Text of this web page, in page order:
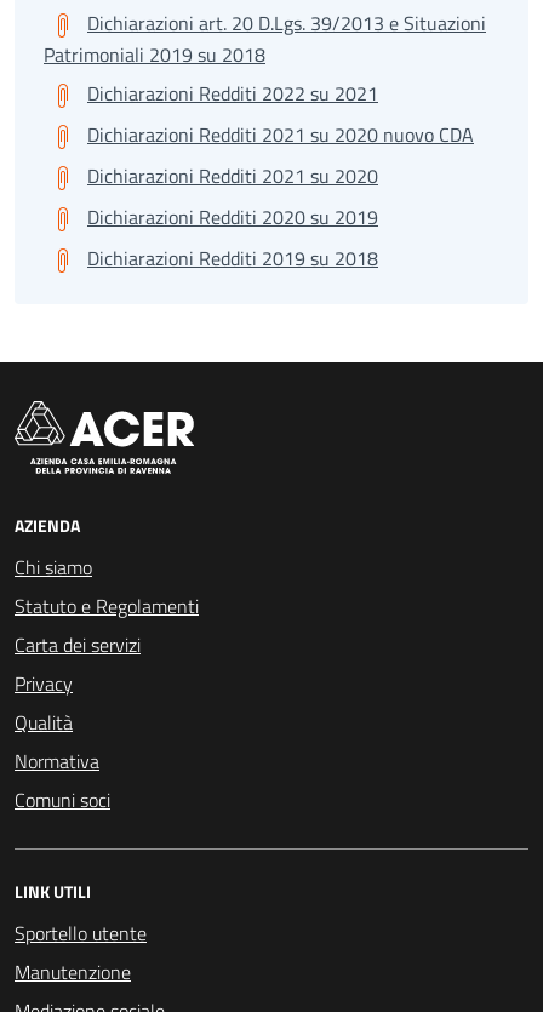
Dichiarazioni art. 20 D.Lgs. 39/2013 e Situazioni
Patrimoniali 2019 su 2018
Dichiarazioni Redditi 2022 su 2021
Dichiarazioni Redditi 2021 su 2020 nuovo CDA
Dichiarazioni Redditi 2021 su 2020
Dichiarazioni Redditi 2020 su 2019
Dichiarazioni Redditi 2019 su 2018
AZIENDA
Chi siamo
Statuto e Regolamenti
Carta dei servizi
Privacy
Qualità
Normativa
Comuni soci
LINK UTILI
Sportello utente
Manutenzione